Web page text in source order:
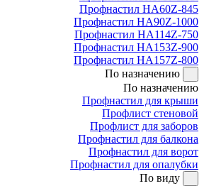
Профнастил НА60Z-845
Профнастил НА90Z-1000
Профнастил НА114Z-750
Профнастил НА153Z-900
Профнастил НА157Z-800
По назначению
По назначению
Профнастил для крыши
Профлист стеновой
Профлист для заборов
Профнастил для балкона
Профнастил для ворот
Профнастил для опалубки
По виду